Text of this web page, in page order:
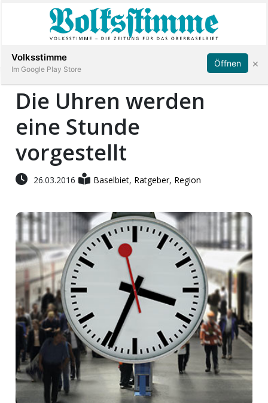
Immobilien
Veranstaltungen
Stellen
E-
Paper
App
Fussball
Abonnieren Anmelden
Die Uhren werden
eine Stunde
vorgestellt
26.03.2016 Baselbiet, Ratgeber, Region
Volksstimme
Im Google Play Store
Öffnen ×